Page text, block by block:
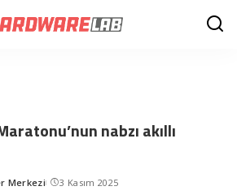
nabzı akıllı
Merkezi 3 Kasım 2025